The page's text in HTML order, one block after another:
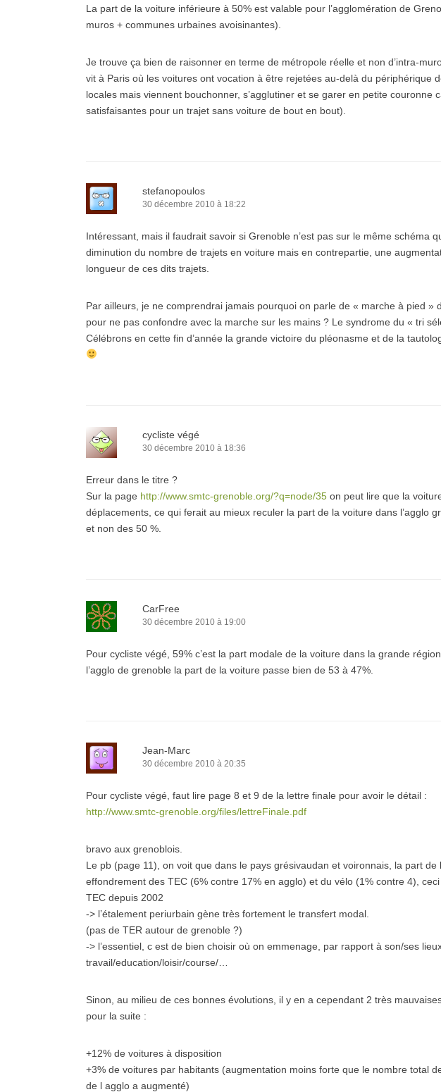
La part de la voiture inférieure à 50% est valable pour l’agglomération de
muros + communes urbaines avoisinantes).
Je trouve ça bien de raisonner en terme de métropole réelle et non d’intra-
vit à Paris où les voitures ont vocation à être rejetées au-delà du périphérique
locales mais viennent bouchonner, s’agglutiner et se garer en petite couronne
satisfaisantes pour un trajet sans voiture de bout en bout).
stefanopoulos
30 décembre 2010 à 18:22
Intéressant, mais il faudrait savoir si Grenoble n’est pas sur le même schéma
diminution du nombre de trajets en voiture mais en contrepartie, une
longueur de ces dits trajets.
Par ailleurs, je ne comprendrai jamais pourquoi on parle de « marche à pied »
pour ne pas confondre avec la marche sur les mains ? Le syndrome du « tri
Célébrons en cette fin d’année la grande victoire du pléonasme et de la
cycliste végé
30 décembre 2010 à 18:36
Erreur dans le titre ?
Sur la page http://www.smtc-grenoble.org/?q=node/35 on peut lire que la
déplacements, ce qui ferait au mieux reculer la part de la voiture dans l’agglo
et non des 50 %.
CarFree
30 décembre 2010 à 19:00
Pour cycliste végé, 59% c’est la part modale de la voiture dans la grande
l’agglo de grenoble la part de la voiture passe bien de 53 à 47%.
Jean-Marc
30 décembre 2010 à 20:35
Pour cycliste végé, faut lire page 8 et 9 de la lettre finale pour avoir le détail :
http://www.smtc-grenoble.org/files/lettreFinale.pdf
bravo aux grenoblois.
Le pb (page 11), on voit que dans le pays grésivaudan et voironnais, la part
effondrement des TEC (6% contre 17% en agglo) et du vélo (1% contre 4),
TEC depuis 2002
-> l’étalement periurbain gène très fortement le transfert modal.
(pas de TER autour de grenoble ?)
-> l’essentiel, c est de bien choisir où on emmenage, par rapport à son/ses
travail/education/loisir/course/…
Sinon, au milieu de ces bonnes évolutions, il y en a cependant 2 très
pour la suite :
+12% de voitures à disposition
+3% de voitures par habitants (augmentation moins forte que le nombre total
de l agglo a augmenté)